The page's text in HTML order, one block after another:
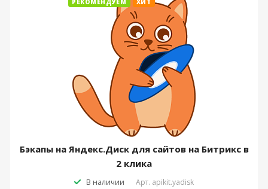
РЕКОМЕНДУЕМ ХИТ
Бэкапы на Яндекс.Диск для сайтов на Битрикс в
2 клика
В наличии Арт. apikit.yadisk